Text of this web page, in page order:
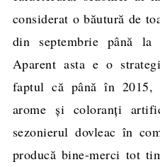
considerat o băutură de
din septembrie până la
Aparent asta e o
faptul că până în 2015,
arome și coloranți
sezonierul dovleac în
producă bine-merci tot